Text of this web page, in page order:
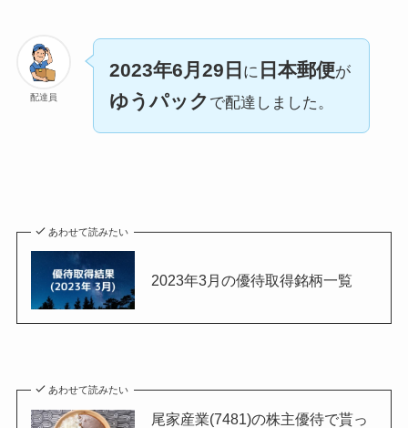
配達員
2023年6月29日 に 日本郵便が
ゆうパック で配達しました。
あわせて読みたい
2023年3月の優待取得銘柄一覧
あわせて読みたい
尾家産業(7481)の株主優待で貰っ